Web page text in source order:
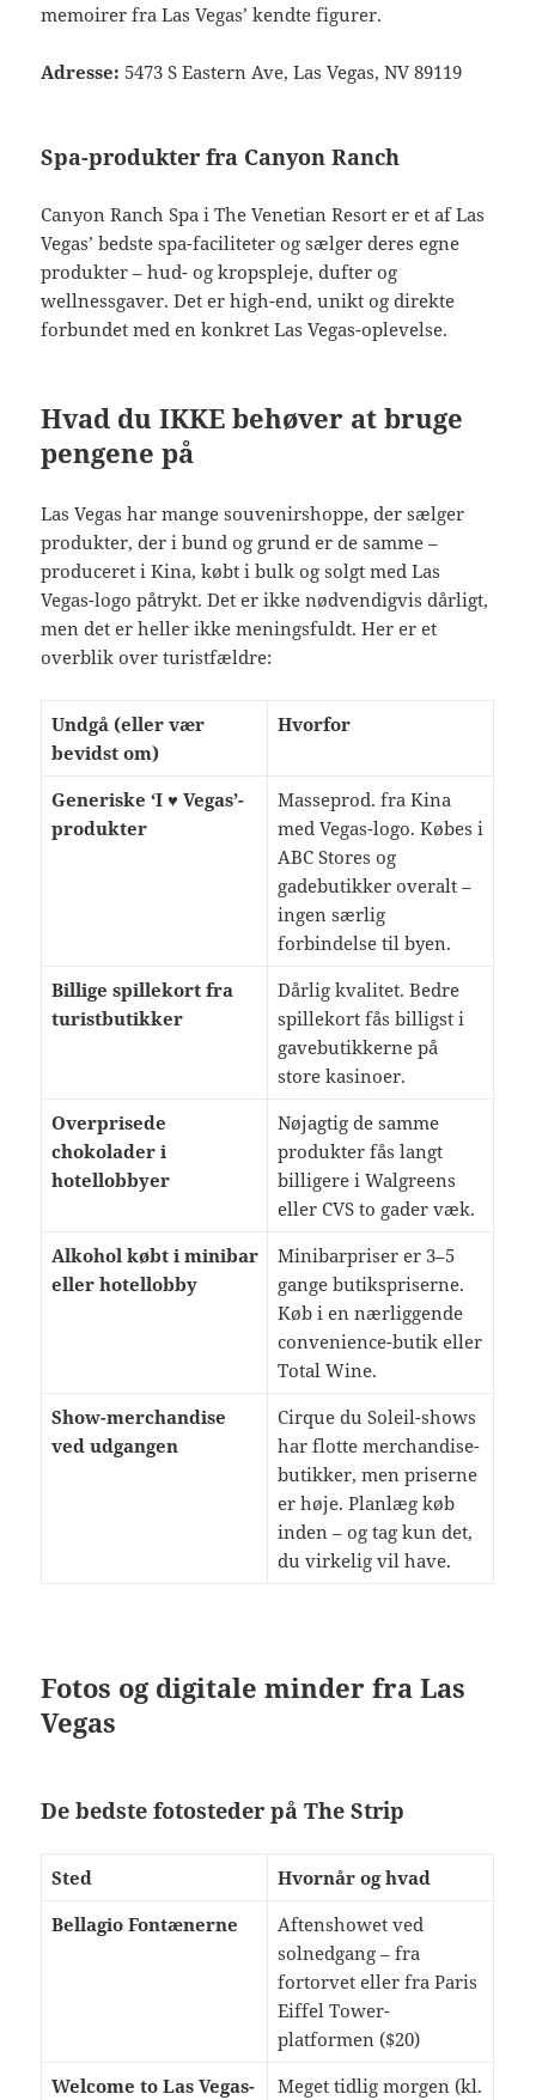
memoirer fra Las Vegas’ kendte figurer.
Adresse: 5473 S Eastern Ave, Las Vegas, NV 89119
Spa-produkter fra Canyon Ranch
Canyon Ranch Spa i The Venetian Resort er et af Las
Vegas’ bedste spa-faciliteter og sælger deres egne
produkter – hud- og kropspleje, dufter og
wellnessgaver. Det er high-end, unikt og direkte
forbundet med en konkret Las Vegas-oplevelse.
Hvad du IKKE behøver at bruge
pengene på
Las Vegas har mange souvenirshoppe, der sælger
produkter, der i bund og grund er de samme –
produceret i Kina, købt i bulk og solgt med Las
Vegas-logo påtrykt. Det er ikke nødvendigvis dårligt,
men det er heller ikke meningsfuldt. Her er et
overblik over turistfældre:
Undgå (eller vær
bevidst om)
Hvorfor
Generiske ‘I ♥ Vegas’-
produkter
Masseprod. fra Kina
med Vegas-logo. Købes i
ABC Stores og
gadebutikker overalt –
ingen særlig
forbindelse til byen.
Billige spillekort fra
turistbutikker
Dårlig kvalitet. Bedre
spillekort fås billigst i
gavebutikkerne på
store kasinoer.
Overprisede
chokolader i
hotellobbyer
Nøjagtig de samme
produkter fås langt
billigere i Walgreens
eller CVS to gader væk.
Alkohol købt i minibar
eller hotellobby
Minibarpriser er 3–5
gange butikspriserne.
Køb i en nærliggende
convenience-butik eller
Total Wine.
Show-merchandise
ved udgangen
Cirque du Soleil-shows
har flotte merchandise-
butikker, men priserne
er høje. Planlæg køb
inden – og tag kun det,
du virkelig vil have.
Fotos og digitale minder fra Las
Vegas
De bedste fotosteder på The Strip
Sted
Hvornår og hvad
Bellagio Fontænerne
Aftenshowet ved
solnedgang – fra
fortorvet eller fra Paris
Eiffel Tower-
platformen ($20)
Welcome to Las Vegas-
Meget tidlig morgen (kl.